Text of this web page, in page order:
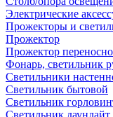
Электрические
Прожекторы и
Прожектор
Прожектор
Фонарь, светильник
Светильники
Светильник бытовой
Светильник
Светильник даунлайт